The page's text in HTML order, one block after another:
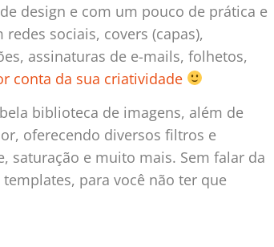
design e com um pouco de prática e
sociais, covers (capas),
assinaturas de e-mails, folhetos,
conta da sua criatividade
biblioteca de imagens, além de
oferecendo diversos filtros e
saturação e muito mais. Sem falar da
templates, para você não ter que